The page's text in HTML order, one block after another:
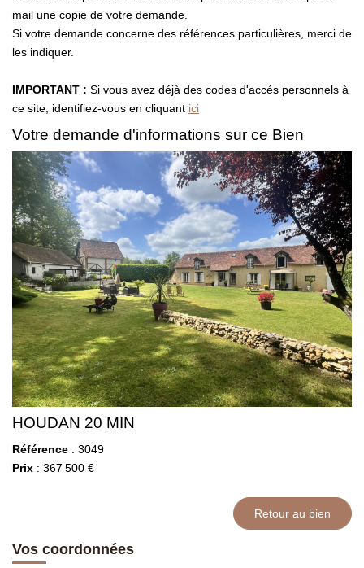
EXTRANET
mail une copie de votre demande.
Si votre demande concerne des références particulières, merci de
les indiquer.
IMPORTANT : Si vous avez déjà des codes d'accés personnels à
ce site, identifiez-vous en cliquant ici
Votre demande d'informations sur ce Bien
HOUDAN 20 MIN
Référence : 3049
Prix : 367 500 €
Retour au bien
Vos coordonnées